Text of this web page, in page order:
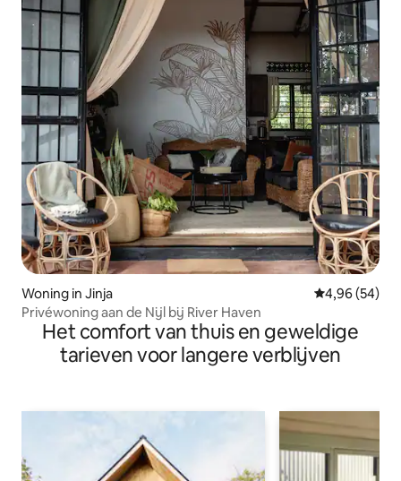
Woning in Jinja Gemiddelde
4,96 (54)
Privéwoning aan de Nijl bij River Haven
Het comfort van thuis en geweldige
tarieven voor langere verblijven